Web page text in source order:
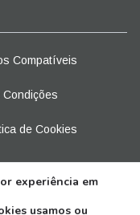
Compatíveis
Condições
de Cookies
experiência em
usamos ou